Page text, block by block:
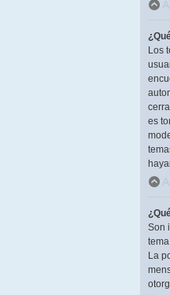
Los
es
Son
La